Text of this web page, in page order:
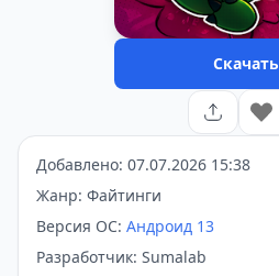
Скачать
Добавлено: 07.07.2026 15:38
Жанр: Файтинги
Версия ОС: Андроид 13
Разработчик: Sumalab